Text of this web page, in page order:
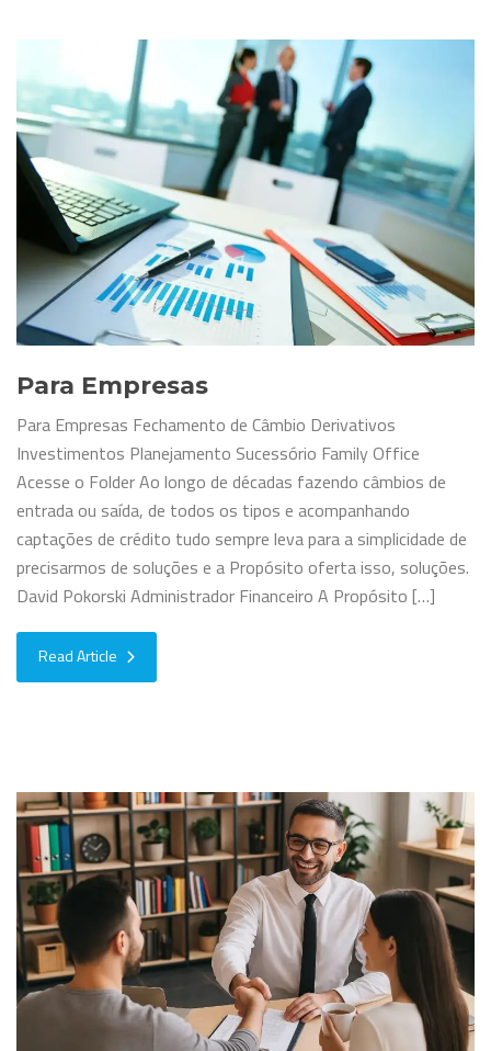
Para Empresas
Para Empresas Fechamento de Câmbio Derivativos
Investimentos Planejamento Sucessório Family Office
Acesse o Folder Ao longo de décadas fazendo câmbios de
entrada ou saída, de todos os tipos e acompanhando
captações de crédito tudo sempre leva para a simplicidade de
precisarmos de soluções e a Propósito oferta isso, soluções.
David Pokorski Administrador Financeiro A Propósito […]
Read Article